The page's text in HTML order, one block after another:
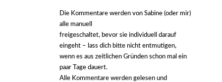
Die Kommentare werden von Sabine (oder mir)
alle manuell
freigeschaltet, bevor sie individuell darauf
eingeht – lass dich bitte nicht entmutigen,
wenn es aus zeitlichen Gründen schon mal ein
paar Tage dauert.
Alle Kommentare werden gelesen und